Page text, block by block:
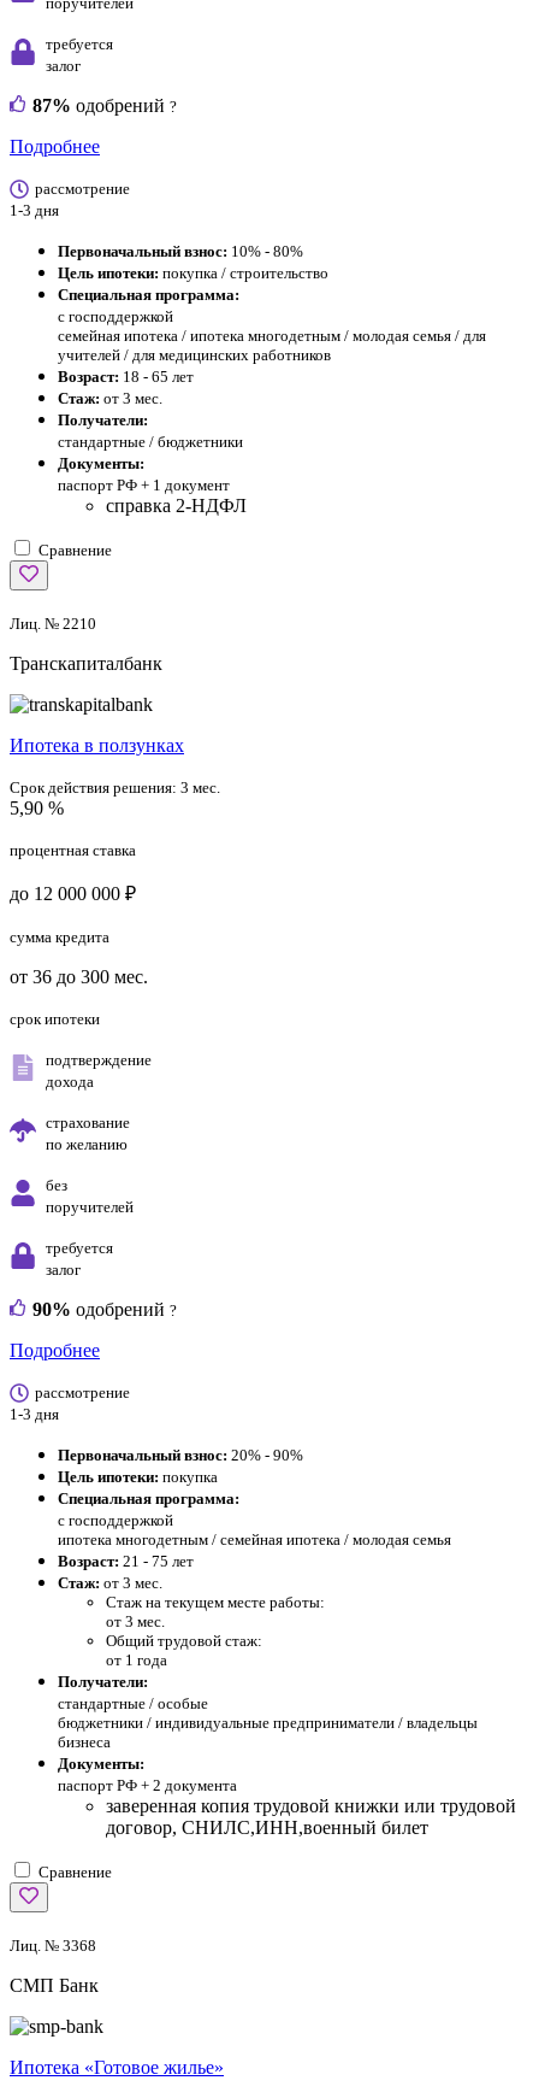
требуется
залог
87% одобрений ?
Подробнее
рассмотрение
1-3 дня
Первоначальный взнос: 10% - 80%
Цель ипотеки: покупка / строительство
Специальная программа:
с господдержкой
семейная ипотека / ипотека многодетным / молодая семья / для
учителей / для медицинских работников
Возраст: 18 - 65 лет
Стаж: от 3 мес.
Получатели:
стандартные / бюджетники
Документы:
паспорт РФ + 1 документ
справка 2-НДФЛ
Сравнение
Лиц. № 2210
Транскапиталбанк
Ипотека в ползунках
Срок действия решения: 3 мес.
5,90 %
процентная ставка
до 12 000 000 ₽
сумма кредита
от 36 до 300 мес.
срок ипотеки
подтверждение
дохода
страхование
по желанию
без
поручителей
требуется
залог
90% одобрений ?
Подробнее
рассмотрение
1-3 дня
Первоначальный взнос: 20% - 90%
Цель ипотеки: покупка
Специальная программа:
с господдержкой
ипотека многодетным / семейная ипотека / молодая семья
Возраст: 21 - 75 лет
Стаж: от 3 мес.
Стаж на текущем месте работы:
от 3 мес.
Общий трудовой стаж:
от 1 года
Получатели:
стандартные / особые
бюджетники / индивидуальные предприниматели / владельцы
бизнеса
Документы:
паспорт РФ + 2 документа
заверенная копия трудовой книжки или трудовой
договор, СНИЛС,ИНН,военный билет
Сравнение
Лиц. № 3368
СМП Банк
Ипотека «Готовое жилье»